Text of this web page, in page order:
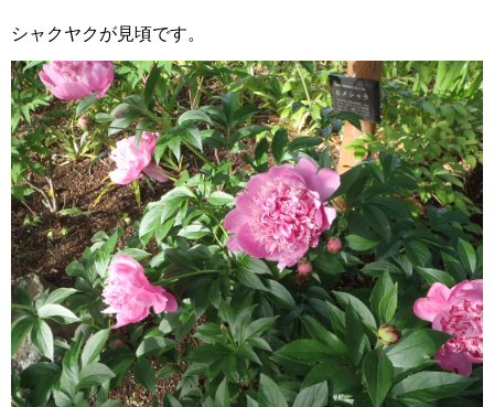
シャクヤクが見頃です。